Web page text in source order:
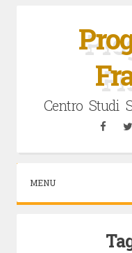
Centro Studi
MENU